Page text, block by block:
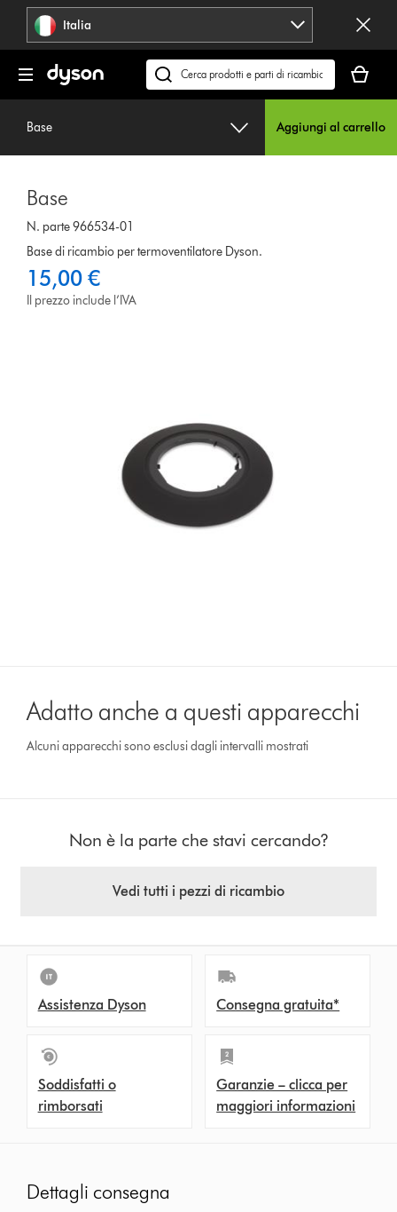
navigazione Italia
Cerca
su
carrello
è
Base Aggiungi al carrello
Base
N. parte 966534-01
Base di ricambio per termoventilatore Dyson.
15,00 €
Il prezzo include l’IVA
Adatto anche a questi apparecchi
Alcuni apparecchi sono esclusi dagli intervalli mostrati
Non è la parte che stavi cercando?
Vedi tutti i pezzi di ricambio
Assistenza Dyson Consegna gratuita*
Soddisfatti o
rimborsati
Garanzie – clicca per
maggiori informazioni
Dettagli consegna